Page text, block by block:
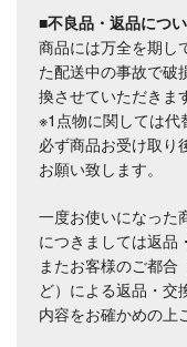
■不良品・返品につ
商品には万全を期し
た配送中の事故で破
換させていただきま
※1点物に関しては代
必ず商品お受け取り
お願い致します。
一度お使いになった
につきましては返品
またお客様のご都合
ど）による返品・交
内容をお確かめの上